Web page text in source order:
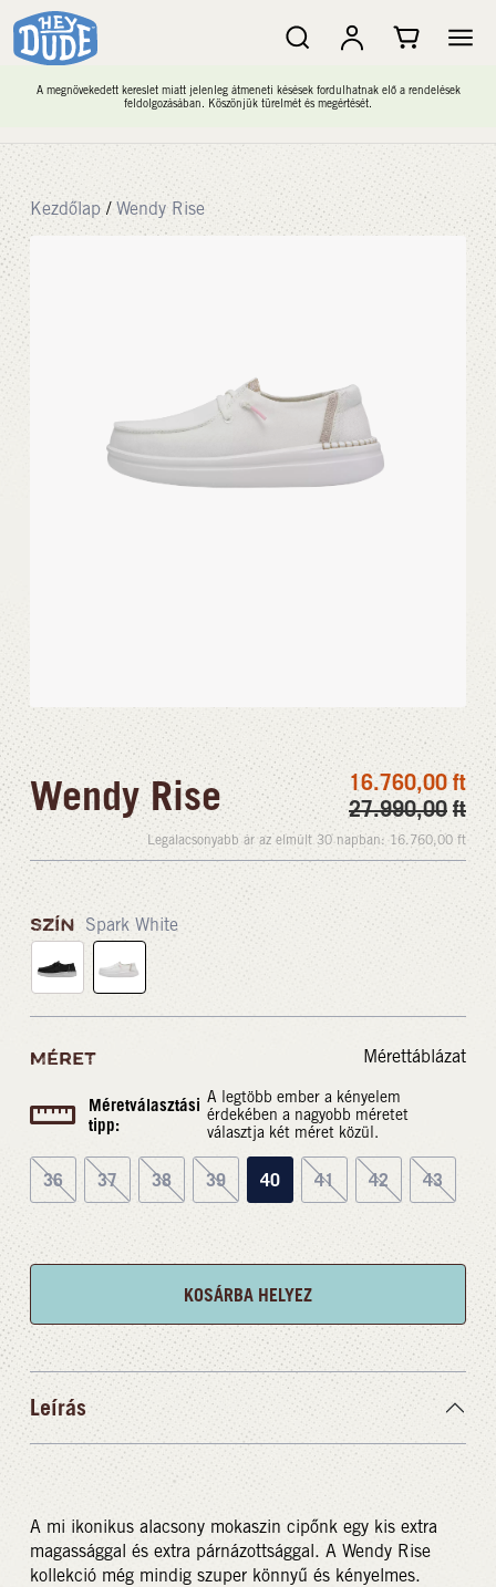
A megnövekedett kereslet miatt jelenleg átmeneti késések fordulhatnak elő a rendelések
feldolgozásában. Köszönjük türelmét és megértését.
Kezdőlap / Wendy Rise
Wendy Rise 16.760,00 ft
27.990,00 ft
Legalacsonyabb ár az elmúlt 30 napban:16.760,00 ft
SZÍN Spark White
MÉRET Mérettáblázat
Méretválasztási
tipp:
A legtöbb ember a kényelem
érdekében a nagyobb méretet
választja két méret közül.
36 37 38 39 40 41 42 43
KOSÁRBA HELYEZ
Leírás
A mi ikonikus alacsony mokaszin cipőnk egy kis extra
magassággal és extra párnázottsággal. A Wendy Rise
kollekció még mindig szuper könnyű és kényelmes.